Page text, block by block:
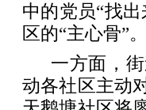
中的党员“找
区的“主心骨”。
一方面，
动各社区主动